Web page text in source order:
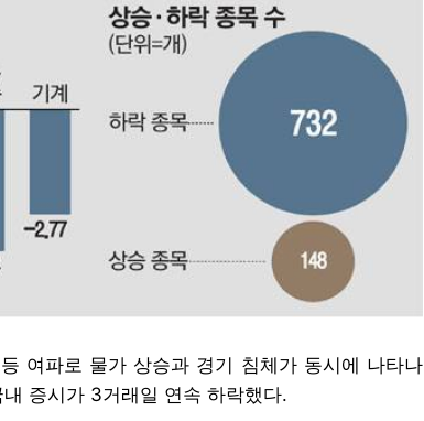
여파로 물가 상승과 경기 침체가 동시에 나타나
증시가 3거래일 연속 하락했다.